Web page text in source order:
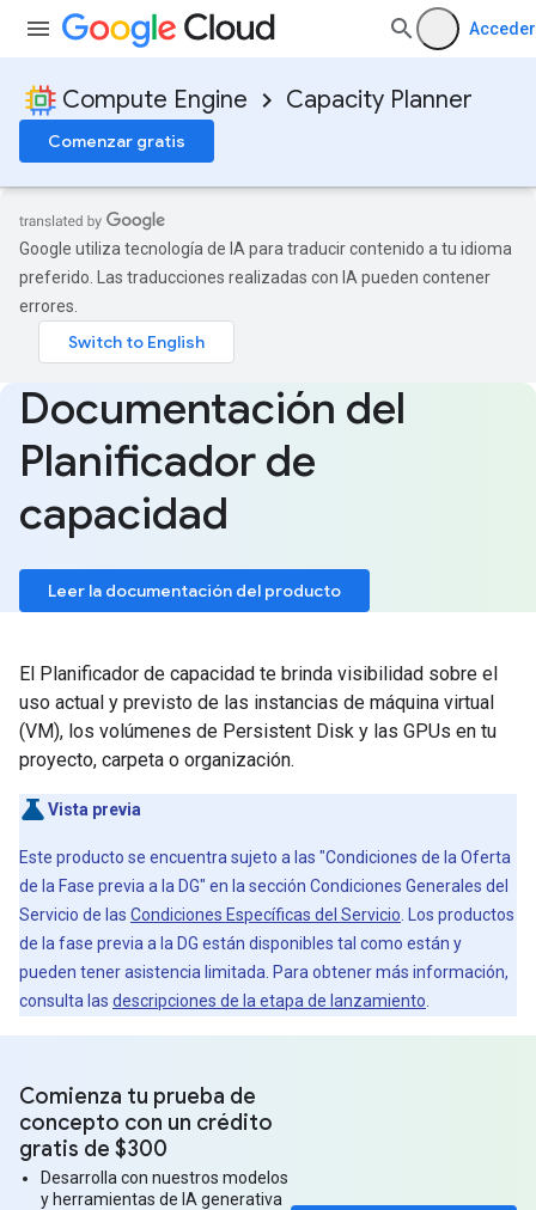
Acceder
Compute Engine Capacity Planner
Comenzar gratis
Google utiliza tecnología de IA para traducir contenido a tu idioma
preferido. Las traducciones realizadas con IA pueden contener
errores.
Documentación del
Planificador de
capacidad
Leer la documentación del producto
El Planificador de capacidad te brinda visibilidad sobre el
uso actual y previsto de las instancias de máquina virtual
(VM), los volúmenes de Persistent Disk y las GPUs en tu
proyecto, carpeta o organización.
Vista previa
Este producto se encuentra sujeto a las "Condiciones de la Oferta
de la Fase previa a la DG" en la sección Condiciones Generales del
Servicio de las Condiciones Específicas del Servicio . Los productos
de la fase previa a la DG están disponibles tal como están y
pueden tener asistencia limitada. Para obtener más información,
consulta las descripciones de la etapa de lanzamiento
Comienza tu prueba de
concepto con un crédito
gratis de $300
Desarrolla con nuestros modelos
y herramientas de IA generativa